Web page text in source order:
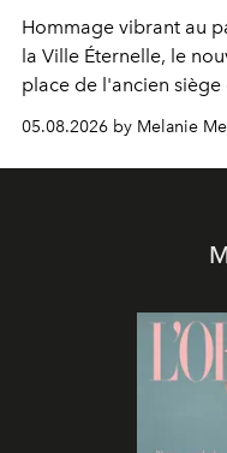
Hommage vibrant au
la Ville Éternelle, le
place de l'ancien
05.08.2026 by Melanie